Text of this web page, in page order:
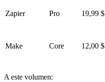
Zapier Pro 19,99 $
Make Core 12,00 $
A este volumen: